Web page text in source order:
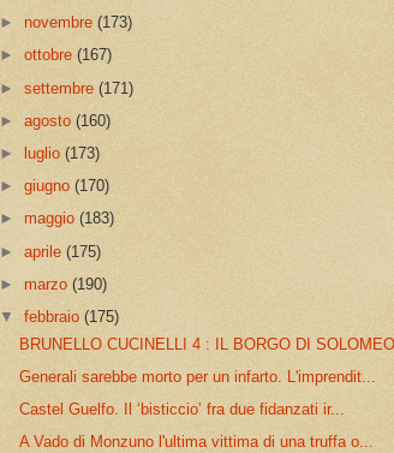
►novembre(173)
►ottobre(167)
►settembre(171)
►agosto(160)
►
luglio(173)
►giugno(170)
►maggio(183)
►aprile(175)
►marzo(190)
▼febbraio(175)
BRUNELLO CUCINELLI 4 : IL BORGO DI
Generali sarebbe morto per un infarto. L'imprendit...
Castel Guelfo. Il ‘bisticcio’ fra due fidanzati ir...
A Vado di Monzuno l'ultima vittima di una truffa o...